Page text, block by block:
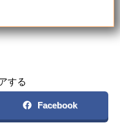
する
Facebook